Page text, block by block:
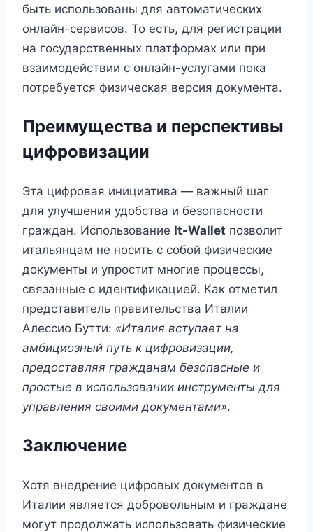
быть использованы для автоматических
онлайн-сервисов. То есть, для регистрации
на государственных платформах или при
взаимодействии с онлайн-услугами пока
потребуется физическая версия документа.
Преимущества и перспективы
цифровизации
Эта цифровая инициатива — важный шаг
для улучшения удобства и безопасности
граждан. Использование It-Wallet позволит
итальянцам не носить с собой физические
документы и упростит многие процессы,
связанные с идентификацией. Как отметил
представитель правительства Италии
Алессио Бутти: «Италия вступает на
амбициозный путь к цифровизации,
предоставляя гражданам безопасные и
простые в использовании инструменты для
управления своими документами».
Заключение
Хотя внедрение цифровых документов в
Италии является добровольным и граждане
могут продолжать использовать физические